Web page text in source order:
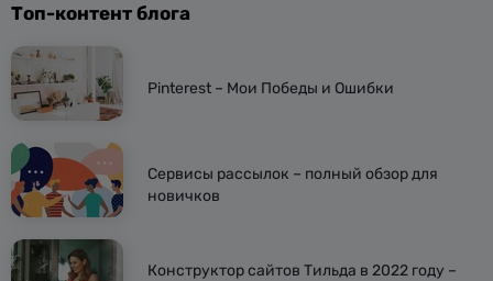
Топ-контент блога
Pinterest – Мои Победы и Ошибки
Сервисы рассылок – полный обзор для
новичков
Конструктор сайтов Тильда в 2022 году –